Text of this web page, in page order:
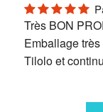
Très BON
Emballage
Tilolo et